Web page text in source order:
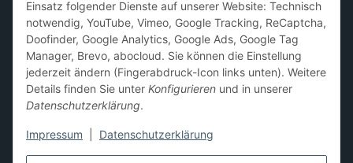
Schutzprodukte
Card Sleeves, Penny Sleeves, Premium Sleeves,Toploader
Magnetic Holder, Sammelalben / Binder / Pocket Pages
Deckboxen ,Playmats undAufbewahrungslösungen
Einsatz folgender Dienste auf unserer Website: Technisch
notwendig, YouTube, Vimeo, Google Tracking, ReCaptcha,
Doofinder, Google Analytics, Google Ads, Google Tag
Manager, Brevo, abocloud. Sie können die Einstellung
jederzeit ändern (Fingerabdruck-Icon links unten). Weitere
Details finden Sie unter Konfigurieren und in unserer
Datenschutzerklärung.
Impressum Datenschutzerklärung